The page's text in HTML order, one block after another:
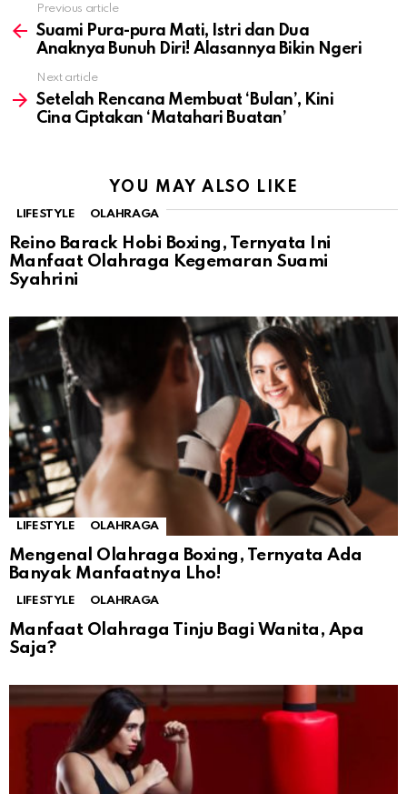
more
Previous article
Suami Pura-pura Mati, Istri dan Dua
Anaknya Bunuh Diri! Alasannya Bikin Ngeri
Next article
Setelah Rencana Membuat ‘Bulan’, Kini
Cina Ciptakan ‘Matahari Buatan’
YOU MAY ALSO LIKE
LIFESTYLE OLAHRAGA
Reino Barack Hobi Boxing, Ternyata Ini
Manfaat Olahraga Kegemaran Suami
Syahrini
LIFESTYLE OLAHRAGA
Mengenal Olahraga Boxing, Ternyata Ada
Banyak Manfaatnya Lho!
LIFESTYLE OLAHRAGA
Manfaat Olahraga Tinju Bagi Wanita, Apa
Saja?